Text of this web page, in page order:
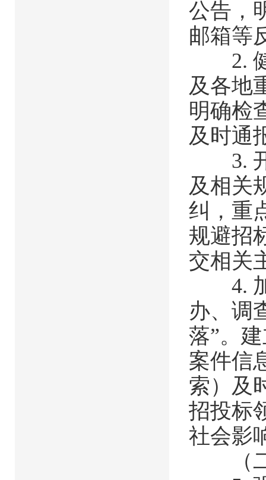
公告，
邮箱等
2. 健
及各地
明确检
及时通
3. 开
及相关
纠，重
规避招
交相关
4. 加
办、调
落”。
案件信
索）及
招投标
社会影
（二